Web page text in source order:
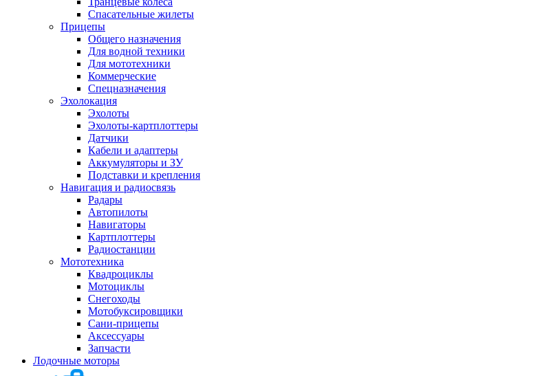
Спасательные жилеты
Прицепы
Общего назначения
Для водной техники
Для мототехники
Коммерческие
Спецназначения
Эхолокация
Эхолоты
Эхолоты-картплоттеры
Датчики
Кабели и адаптеры
Аккумуляторы и ЗУ
Подставки и крепления
Навигация и радиосвязь
Радары
Автопилоты
Навигаторы
Картплоттеры
Радиостанции
Мототехника
Квадроциклы
Мотоциклы
Снегоходы
Мотобуксировщики
Сани-прицепы
Аксессуары
Запчасти
Лодочные моторы